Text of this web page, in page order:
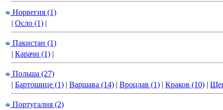
Норвегия (1)
| Осло (1) |
Пакистан (1)
| Карачи (1) |
Польша (27)
| Бартошице (1) | Варшава (14) | Вроцлав (1) | Краков (10) |
Португалия (2)